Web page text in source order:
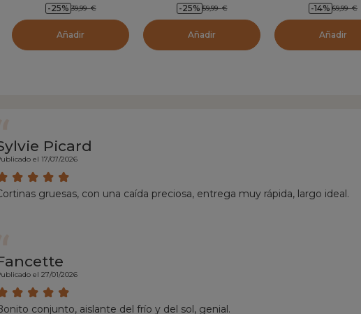
-25% 39,99 €
Añadir
-25% 59,99 €
Añadir
-14% 69,99 €
Añadir
Picard
el 17/07/2026
gruesas, con una caída preciosa, entrega muy rápida, largo ideal.
el 27/01/2026
conjunto, aislante del frío y del sol, genial.